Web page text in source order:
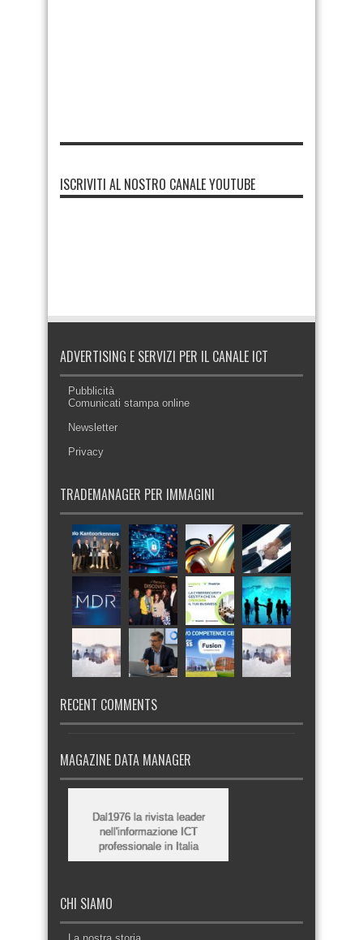
ISCRIVITI AL NOSTRO CANALE YOUTUBE
ADVERTISING E SERVIZI PER IL CANALE ICT
Pubblicità
Comunicati stampa online
Newsletter
Privacy
TRADEMANAGER PER IMMAGINI
RECENT COMMENTS
MAGAZINE DATA MANAGER
Dal1976 la rivista leader
nell'informazione ICT
professionale in Italia
CHI SIAMO